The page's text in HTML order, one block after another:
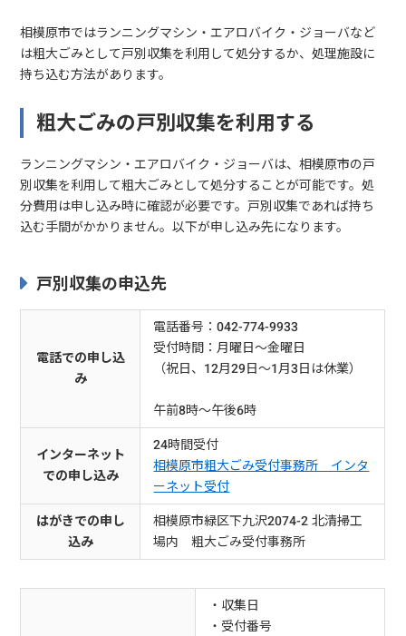
相模原市ではランニングマシン・エアロバイク・ジョーバなど
は粗大ごみとして戸別収集を利用して処分するか、処理施設に
持ち込む方法があります。
粗大ごみの戸別収集を利用する
ランニングマシン・エアロバイク・ジョーバは、相模原市の戸
別収集を利用して粗大ごみとして処分することが可能です。処
分費用は申し込み時に確認が必要です。戸別収集であれば持ち
込む手間がかかりません。以下が申し込み先になります。
戸別収集の申込先
電話での申し込
み
電話番号：042-774-9933
受付時間：月曜日～金曜日
（祝日、12月29日～1月3日は休業）
午前8時～午後6時
インターネット
での申し込み
24時間受付
相模原市粗大ごみ受付事務所 インタ
ーネット受付
はがきでの申し
込み
相模原市緑区下九沢2074-2 北清掃工
場内 粗大ごみ受付事務所
・収集日
・受付番号